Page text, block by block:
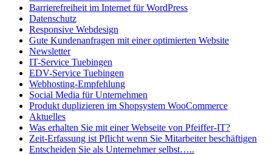
Barrierefreiheit im Internet für WordPress
Datenschutz
Responsive Webdesign
Gute Kundenanfragen mit einer optimierten Website
Newsletter
IT-Service Tuebingen
EDV-Service Tuebingen
Webhosting-Empfehlung
Social Media für Unternehmen
Produkt duplizieren im Shopsystem WooCommerce
Aktuelles
Was erhalten Sie mit einer Webseite von Pfeiffer-IT?
Zeit-Erfassung ist Pflicht wenn Sie Mitarbeiter beschäftigen
Entscheiden Sie als Unternehmer selbst…..